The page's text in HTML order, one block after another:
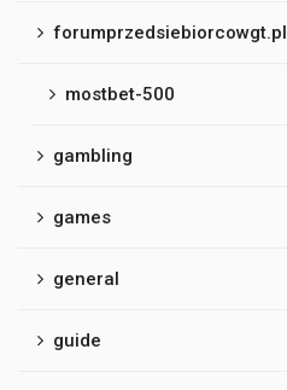
forumprzedsiebiorcowgt.pl
mostbet-500
gambling
games
general
guide